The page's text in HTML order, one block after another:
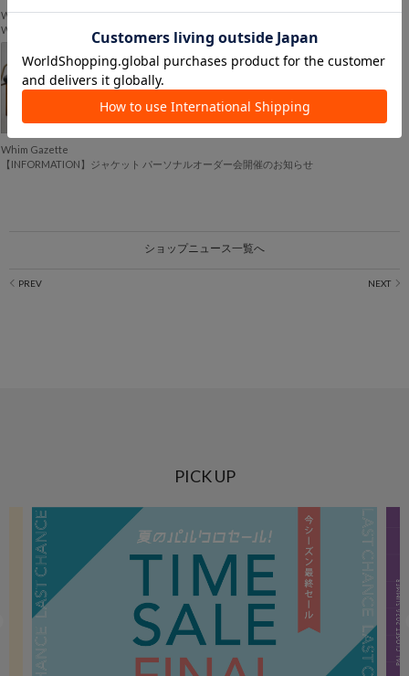
Whim Gazette
Whim Gazette SUMMER SALE 各店舗のセール日程
Whim Gazette
【INFORMATION】ジャケット パーソナルオーダー会開催のお知らせ
ショップニュース一覧へ
PICK UP